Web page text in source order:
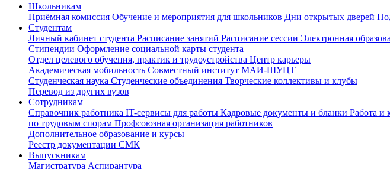
Школьникам
Приёмная комиссия Обучение и мероприятия для школьников Дни открытых дверей
Студентам
Личный кабинет студента Расписание занятий Расписание сессии Электронная
Стипендии Оформление социальной карты студента
Отдел целевого обучения, практик и трудоустройства Центр карьеры
Академическая мобильность Совместный институт МАИ-ШУЦТ
Студенческая наука Студенческие объединения Творческие коллективы и клубы
Перевод из других вузов
Сотрудникам
Cправочник работника IT-сервисы для работы Кадровые документы и бланки Работа и
по трудовым спорам Профсоюзная организация работников
Дополнительное образование и курсы
Реестр документации СМК
Выпускникам
Магистратура Аспирантура